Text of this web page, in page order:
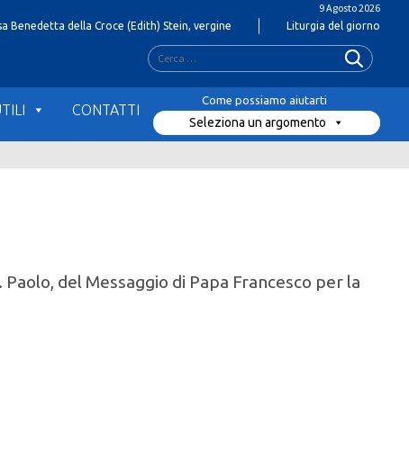
9 Agosto 2026
Benedetta della Croce (Edith) Stein, vergine Liturgia del giorno
Ricerca
per:
CONTATTI
Seleziona un argomento
del Messaggio di Papa Francesco per la